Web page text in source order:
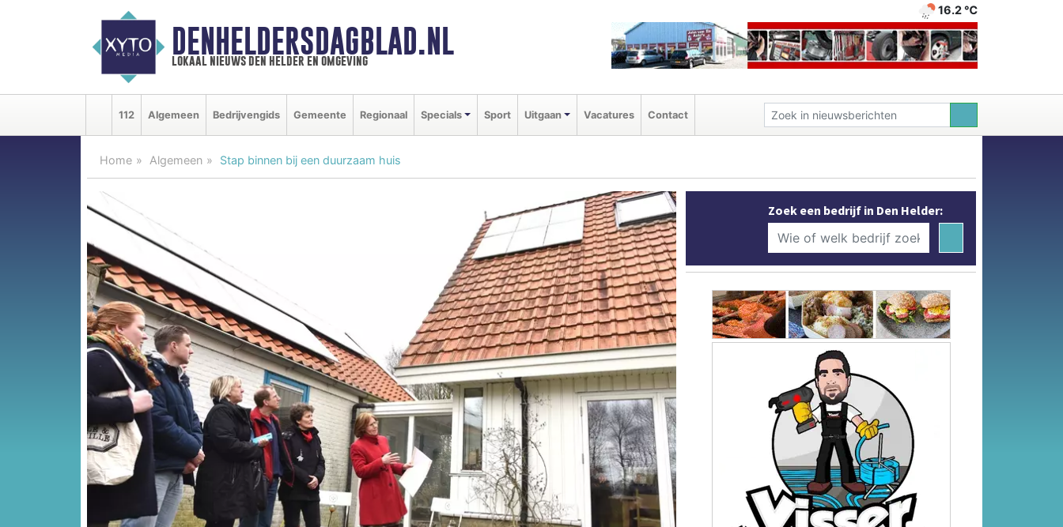
DENHELDERSDAGBLAD.NL
lokaal nieuws den helder en omgeving
16.2 ℃
112 Algemeen Bedrijvengids Gemeente Regionaal Specials Sport Uitgaan Vacatures Contact
Home Algemeen Stap binnen bij een duurzaam huis
Zoek een bedrijf in Den Helder: